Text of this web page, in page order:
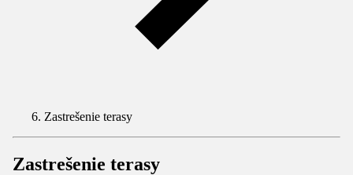
Zastrešenie terasy
Zastrešenie terasy